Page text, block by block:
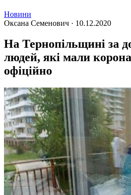
Новини
Оксана Семенович · 10.12.2020
На Тернопільщині за
людей, які мали
офіційно